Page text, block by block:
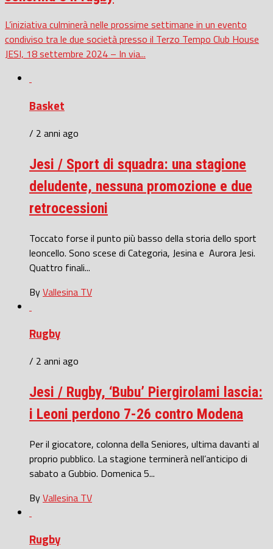
L’iniziativa culminerà nelle prossime settimane in un evento
condiviso tra le due società presso il Terzo Tempo Club House
JESI, 18 settembre 2024 – In via...
Basket
/ 2 anni ago
Jesi / Sport di squadra: una stagione
deludente, nessuna promozione e due
retrocessioni
Toccato forse il punto più basso della storia dello sport
leoncello. Sono scese di Categoria, Jesina e Aurora Jesi.
Quattro finali...
ByVallesina TV
Rugby
/ 2 anni ago
Jesi / Rugby, ‘Bubu’ Piergirolami lascia:
i Leoni perdono 7-26 contro Modena
Per il giocatore, colonna della Seniores, ultima davanti al
proprio pubblico. La stagione terminerà nell’anticipo di
sabato a Gubbio. Domenica 5...
ByVallesina TV
Rugby